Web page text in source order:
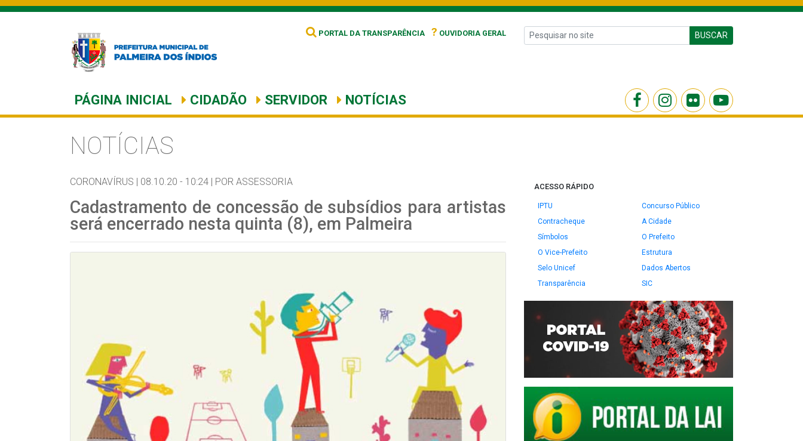
PORTAL DA TRANSPARÊNCIA ? OUVIDORIA GERAL BUSCAR
PÁGINA INICIAL CIDADÃO SERVIDOR NOTÍCIAS
NOTÍCIAS
CORONAVÍRUS | 08.10.20 - 10:24 | POR ASSESSORIA
Cadastramento de concessão de subsídios para artistas
será encerrado nesta quinta (8), em Palmeira
ACESSO RÁPIDO
IPTU
Concurso Público
Contracheque
A Cidade
Símbolos
O Prefeito
O Vice-Prefeito
Estrutura
Selo Unicef
Dados Abertos
Transparência
SIC